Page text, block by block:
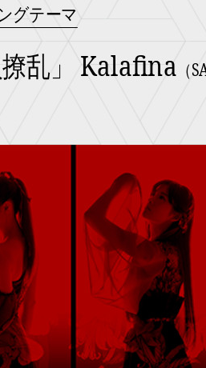
グテーマ
撩乱」 Kalafina （